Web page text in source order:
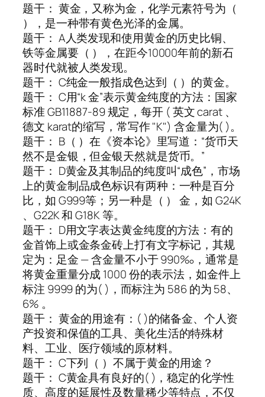
题干： 黄金，又称为金，化学元素符号为（
），是一种带有黄色光泽的金属。
题干： A人类发现和使用黄金的历史比铜、
铁等金属要（ ），在距今10000年前的新石
器时代就被人类发现。
题干： C纯金一般指成色达到（ ）的黄金。
题干： C用“k 金”表示黄金纯度的方法：国家
标准 GB11887-89 规定，每开 ( 英文 carat 、
德文 karat的缩写，常写作 "K") 含金量为( )。
题干： B（ ）在《资本论》里写道：“货币天
然不是金银，但金银天然就是货币。”
题干： D黄金及其制品的纯度叫“成色”，市场
上的黄金制品成色标识有两种：一种是百分
比，如 G999等；另一种是（ ） 金，如 G24K
、G22K 和 G18K 等。
题干： D用文字表达黄金纯度的方法：有的
金首饰上或金条金砖上打有文字标记，其规
定为：足金 — 含金量不小于 990‰，通常是
将黄金重量分成 1000 份的表示法，如金件上
标注 9999 的为( )，而标注为 586 的为 58、
6% 。
题干： 黄金的用途有：( )的储备金、个人资
产投资和保值的工具、美化生活的特殊材
料、工业、医疗领域的原材料。
题干： C下列（ ）不属于黄金的用途？
题干： C黄金具有良好的( )，稳定的化学性
质、高度的延展性及数量稀少等特点，不仅